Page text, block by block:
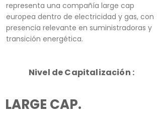
representa una compañía large cap
europea dentro de electricidad y gas, con
presencia relevante en suministradoras y
transición energética.
Nivel de Capitalización :
LARGE CAP.